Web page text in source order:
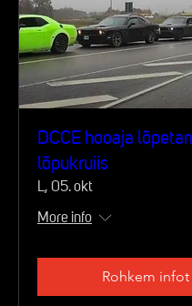
DCCE hooaja
lõpukruiis
L, 05. okt
More info
Rohkem infot